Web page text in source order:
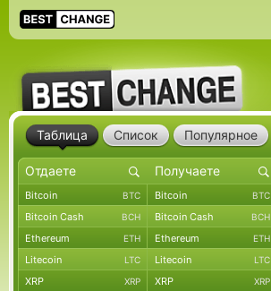
Таблица Список Популярное
Bitcoin BTC Bitcoin BTC
Bitcoin Cash BCH Bitcoin Cash BCH
Ethereum ETH Ethereum ETH
Litecoin LTC Litecoin LTC
XRP XRP XRP XRP